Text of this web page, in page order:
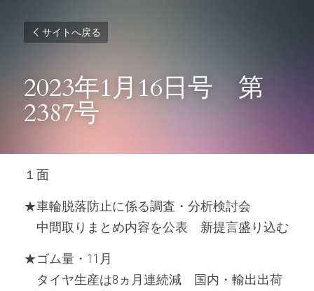
サイトへ戻る
2023年1月16日号　第
2387号
１面
★車輪脱落防止に係る調査・分析検討会
中間取りまとめ内容を公表　新提言盛り込む
★ゴム量・11月
タイヤ生産は8ヵ月連続減　国内・輸出出荷